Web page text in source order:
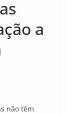
a
não têm